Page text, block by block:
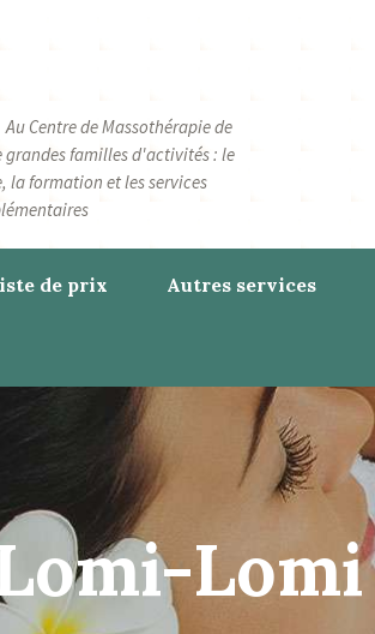
Au Centre de Massothérapie de
grandes familles d'activités : le
la formation et les services
de prix Autres services
Lomi